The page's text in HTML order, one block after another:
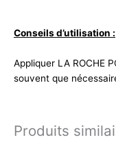
Conseils d’utilisation :
Appliquer LA ROCHE
souvent que
Produits